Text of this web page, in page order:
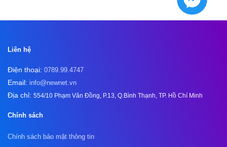
Liên hệ
Điện thoại: 0789.99.4747
Email: info@newnet.vn
Địa chỉ: 554/10 Phạm Văn Đồng, P.13, Q.Bình Thạnh, TP. Hồ Chí Minh
Chính sách
Chính sách bảo mật thông tin